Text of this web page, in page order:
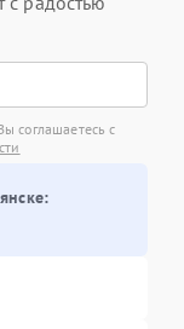
соглашаетесь с